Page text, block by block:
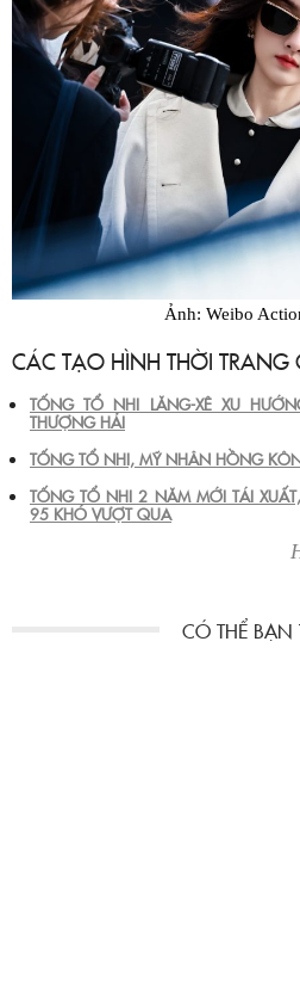
Ảnh: Weibo
CÁC TẠO HÌNH THỜI
TỐNG TỔ NHI LĂNG-XÊ XU
THƯỢNG HẢI
TỐNG TỔ NHI, MỸ NHÂN HỒNG
TỐNG TỔ NHI 2 NĂM MỚI TÁI
95 KHÓ VƯỢT QUA